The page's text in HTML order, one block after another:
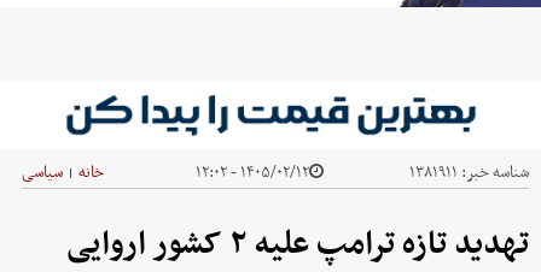
شناسه خبر: ۱۳۸۱۹۱۱ ۱۴۰۵/۰۲/۱۲ - ۱۲:۰۲ خانه | سیاسی
تهدید تازه ترامپ علیه ۲ کشور اروایی